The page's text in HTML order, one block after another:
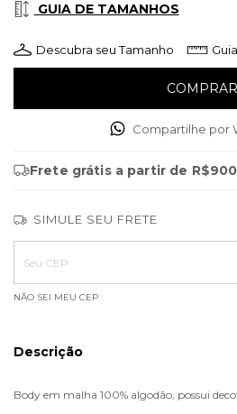
GUIA DE TAMANHOS
Descubra seu Tamanho
Compartilhe por
Frete grátis a partir de
SIMULE SEU FRETE
Entregas para o CEP:
NÃO SEI MEU CEP
Descrição
Body em malha 100% algodão, possui